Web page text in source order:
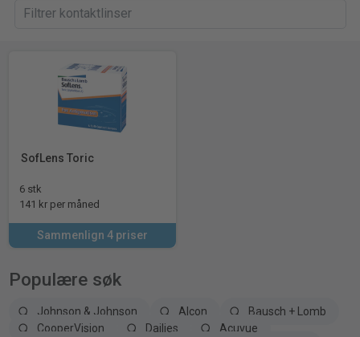
SofLens Toric
6 stk
141 kr per måned
Sammenlign 4 priser
Populære søk
Johnson & Johnson Alcon
Bausch + Lomb
CooperVision
Dailies
Acuvue